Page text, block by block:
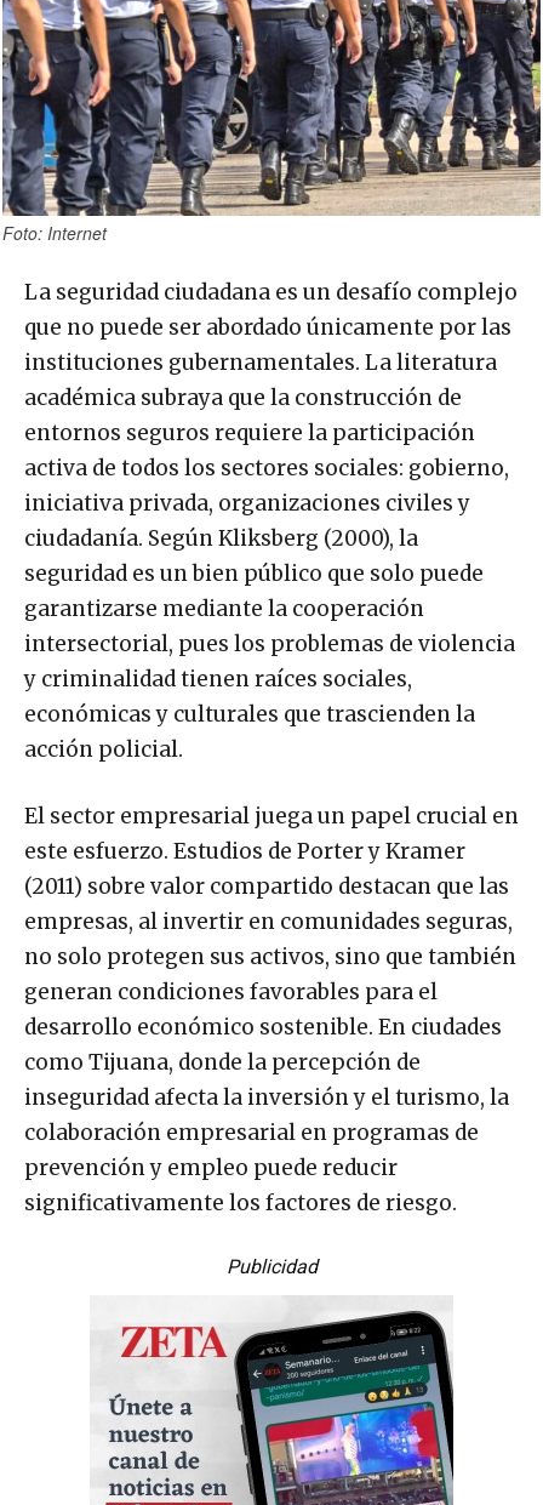
Foto: Internet
La seguridad ciudadana es un desafío complejo
que no puede ser abordado únicamente por las
instituciones gubernamentales. La literatura
académica subraya que la construcción de
entornos seguros requiere la participación
activa de todos los sectores sociales: gobierno,
iniciativa privada, organizaciones civiles y
ciudadanía. Según Kliksberg (2000), la
seguridad es un bien público que solo puede
garantizarse mediante la cooperación
intersectorial, pues los problemas de violencia
y criminalidad tienen raíces sociales,
económicas y culturales que trascienden la
acción policial.
El sector empresarial juega un papel crucial en
este esfuerzo. Estudios de Porter y Kramer
(2011) sobre valor compartido destacan que las
empresas, al invertir en comunidades seguras,
no solo protegen sus activos, sino que también
generan condiciones favorables para el
desarrollo económico sostenible. En ciudades
como Tijuana, donde la percepción de
inseguridad afecta la inversión y el turismo, la
colaboración empresarial en programas de
prevención y empleo puede reducir
significativamente los factores de riesgo.
Publicidad